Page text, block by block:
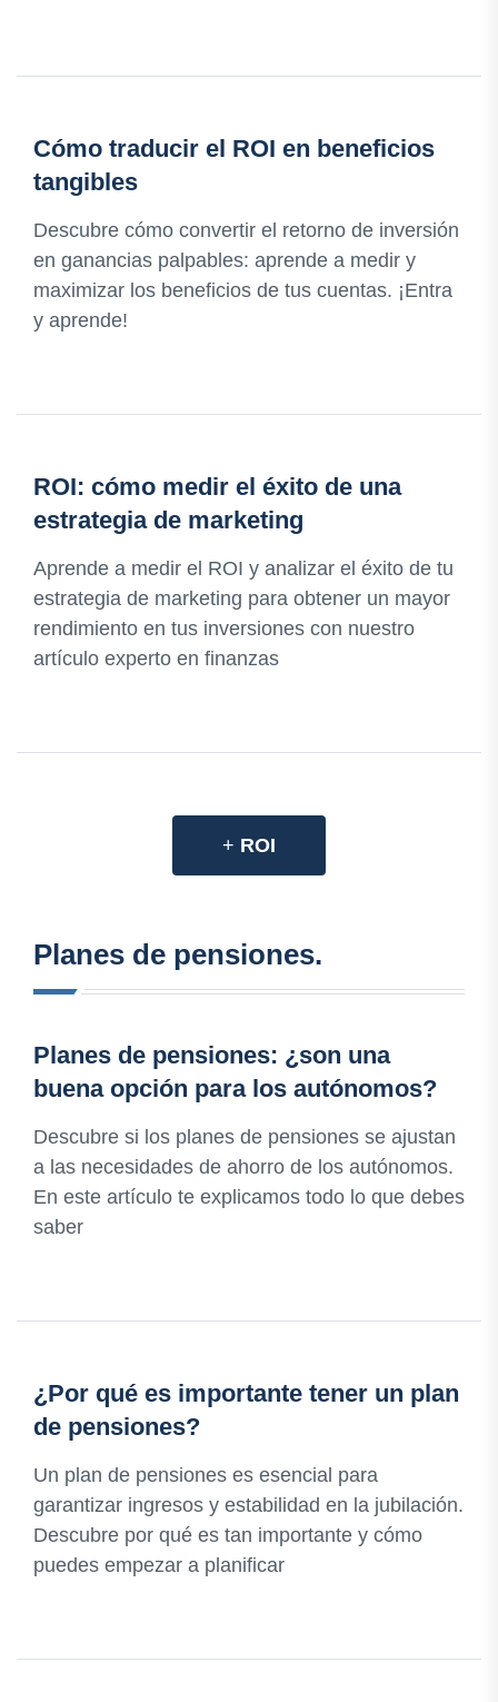
Cómo traducir el ROI en beneficios
tangibles
Descubre cómo convertir el retorno de inversión
en ganancias palpables: aprende a medir y
maximizar los beneficios de tus cuentas. ¡Entra
y aprende!
ROI: cómo medir el éxito de una
estrategia de marketing
Aprende a medir el ROI y analizar el éxito de tu
estrategia de marketing para obtener un mayor
rendimiento en tus inversiones con nuestro
artículo experto en finanzas
+ ROI
Planes de pensiones.
Planes de pensiones: ¿son una
buena opción para los autónomos?
Descubre si los planes de pensiones se ajustan
a las necesidades de ahorro de los autónomos.
En este artículo te explicamos todo lo que debes
saber
¿Por qué es importante tener un plan
de pensiones?
Un plan de pensiones es esencial para
garantizar ingresos y estabilidad en la jubilación.
Descubre por qué es tan importante y cómo
puedes empezar a planificar